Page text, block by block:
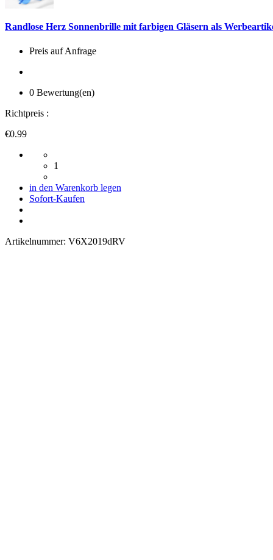
Randlose Herz Sonnenbrille mit farbigen Gläsern als
Preis auf Anfrage
0 Bewertung(en)
Richtpreis :
€0.99
1
in den Warenkorb legen
Sofort-Kaufen
Artikelnummer: V6X2019dRV